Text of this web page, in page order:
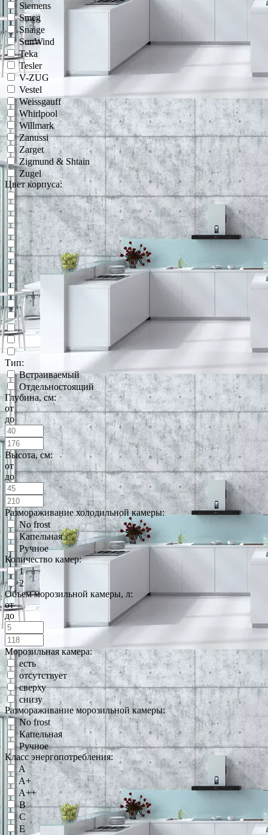
Siemens
Smeg
Snaige
SunWind
Teka
Tesler
V-ZUG
Vestel
Weissgauff
Whirlpool
Willmark
Zanussi
Zarget
Zigmund & Shtain
Zugel
Цвет корпуса:
Тип:
Встраиваемый
Отдельностоящий
Глубина, см:
от
до
Высота, см:
от
до
Размораживание холодильной камеры:
No frost
Капельная
Ручное
Количество камер:
1
2
Объем морозильной камеры, л:
от
до
Морозильная камера:
есть
отсутствует
сверху
снизу
Размораживание морозильной камеры:
No frost
Капельная
Ручное
Класс энергопотребления:
A
A+
A++
B
C
E